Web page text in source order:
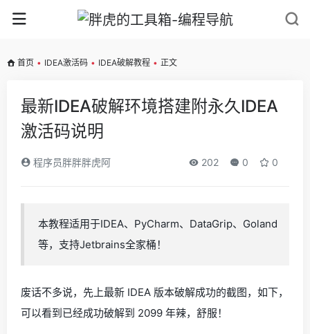
首页 • IDEA激活码 • IDEA破解教程 • 正文
最新IDEA破解环境搭建附永久IDEA
激活码说明
程序员胖胖胖虎阿 202 0 0
本教程适用于IDEA、PyCharm、DataGrip、Goland
等，支持Jetbrains全家桶！
废话不多说，先上最新 IDEA 版本破解成功的截图，如下，
可以看到已经成功破解到 2099 年辣，舒服！